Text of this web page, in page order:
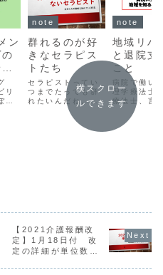
ン
リ
」
note
群れるのが好
きなセラピス
トたち
セラピストってい
つまでたっても群
れたいんだね。1
人職場に行く方が
活躍できそうなん
note
地域リハ
と退院支
こと
病院で働い
理学療法士
療法士、言
士はしっか
院支援に関
いますか？
横スクロー
ルできます
【2021介護報酬改
定】1月18日付 改
定の詳細が単位数も